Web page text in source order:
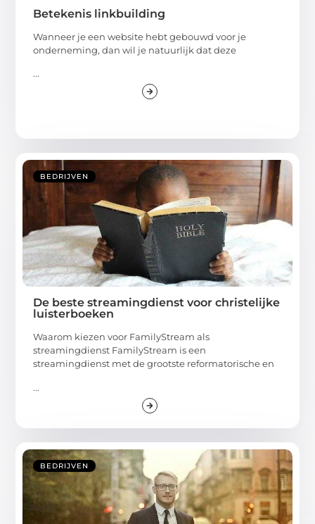
Betekenis linkbuilding
Wanneer je een website hebt gebouwd voor je
onderneming, dan wil je natuurlijk dat deze
...
BEDRIJVEN
De beste streamingdienst voor christelijke
luisterboeken
Waarom kiezen voor FamilyStream als
streamingdienst FamilyStream is een
streamingdienst met de grootste reformatorische en
...
BEDRIJVEN